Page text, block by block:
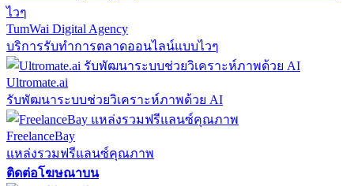
TumWai Digital Agency
บริการรับทำการตลาดออนไลน์แบบไวๆ
Ultromate.ai
รับพัฒนาระบบช่วยวิเคราะห์ภาพด้วย AI
FreelanceBay
แหล่งรวมฟรีแลนซ์คุณภาพ
ติดต่อโฆษณาบน